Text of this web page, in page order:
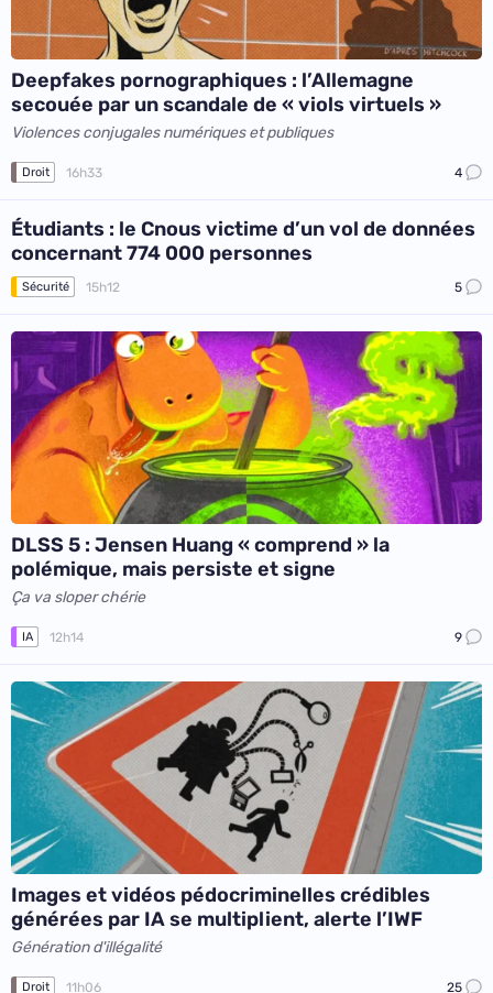
Deepfakes pornographiques : l’Allemagne
secouée par un scandale de « viols virtuels »
Violences conjugales numériques et publiques
Droit 16h33 4
Étudiants : le Cnous victime d’un vol de données
concernant 774 000 personnes
Sécurité 15h12 5
DLSS 5 : Jensen Huang « comprend » la
polémique, mais persiste et signe
Ça va sloper chérie
IA 12h14 9
Images et vidéos pédocriminelles crédibles
générées par IA se multiplient, alerte l’IWF
Génération d'illégalité
Droit 11h06 25